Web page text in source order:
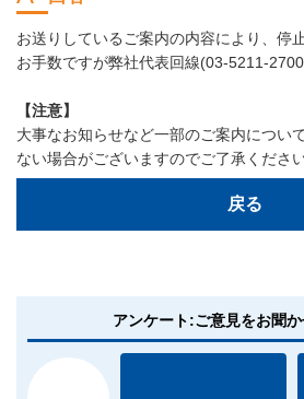
お送りしているご案内の内容により、停
お手数ですが弊社代表回線(03-5211-
【注意】
大事なお知らせなど一部のご案内につい
ない場合がございますのでご了承ください
戻る
アンケート:ご意見をお聞